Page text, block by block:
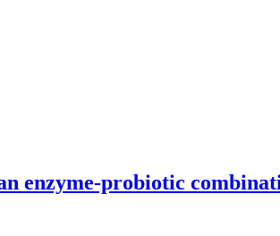
enzyme-probiotic